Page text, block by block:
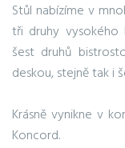
Stůl nabízíme v
tři druhy vysokého
šest druhů
deskou, stejně tak i
Krásně vynikne v
Koncord.